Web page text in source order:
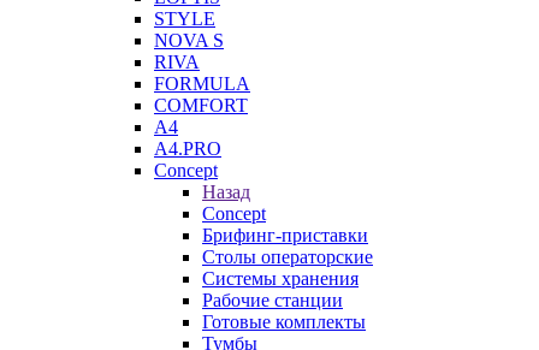
STYLE
NOVA S
RIVA
FORMULA
COMFORT
A4
A4.PRO
Concept
Назад
Concept
Брифинг-приставки
Столы операторские
Системы хранения
Рабочие станции
Готовые комплекты
Тумбы